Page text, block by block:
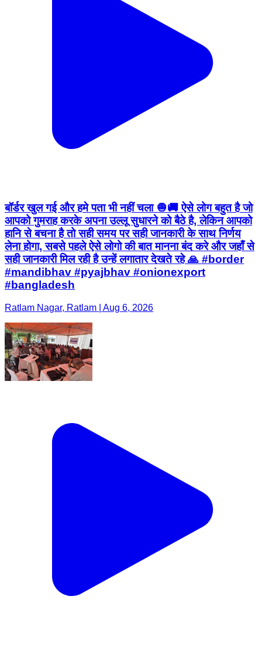
बॉर्डर खुल गई और हमे पता भी नहीं चला 🧅🚚 ऐसे लोग बहुत है जो
आपको गुमराह करके अपना उल्लू सुधारने को बैठे है, लेकिन आपको
हानि से बचना है तो सही समय पर सही जानकारी के साथ निर्णय
लेना होगा, सबसे पहले ऐसे लोगो की बात मानना बंद करे और जहाँ से
सही जानकारी मिल रही है उन्हें लगातार देखते रहे 🙏 #border
#mandibhav #pyajbhav #onionexport
#bangladesh
Ratlam Nagar, Ratlam | Aug 6, 2026